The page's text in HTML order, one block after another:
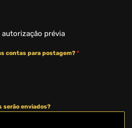
prévia
contas para postagem? *
serão enviados?